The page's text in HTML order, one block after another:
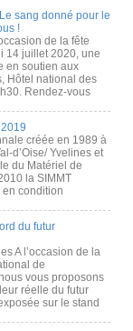
sang donné pour le
!
de la fête
14 juillet 2020, une
en soutien aux
Hôtel national des
Rendez-vous
créée en 1989 à
d’Oise/ Yvelines et
du Matériel de
la SIMMT
condition
du futur
A l’occasion de la
de
vous proposons
réelle du futur
sur le stand